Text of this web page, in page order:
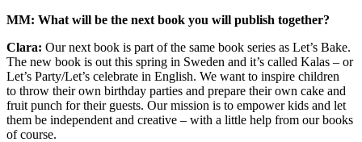
MM: What will be the next book you will publish together?
Clara: Our next book is part of the same book series as Let’s Bake.
The new book is out this spring in Sweden and it’s called Kalas – or
Let’s Party/Let’s celebrate in English. We want to inspire children
to throw their own birthday parties and prepare their own cake and
fruit punch for their guests. Our mission is to empower kids and let
them be independent and creative – with a little help from our books
of course.